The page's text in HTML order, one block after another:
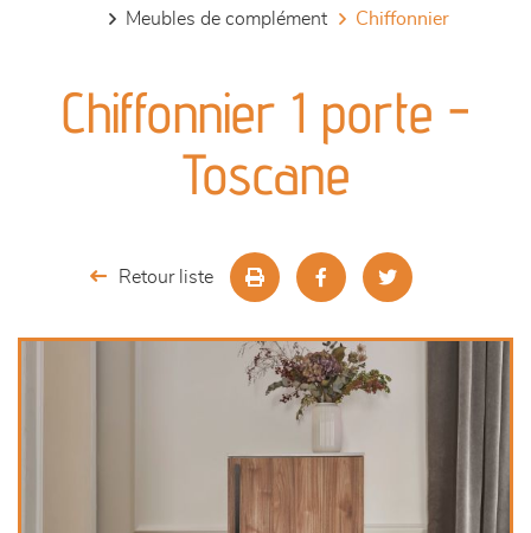
séjours
meubles de complément
meubles de complément
chiffonnier
Chiffonnier 1 porte -
Toscane
Retour liste